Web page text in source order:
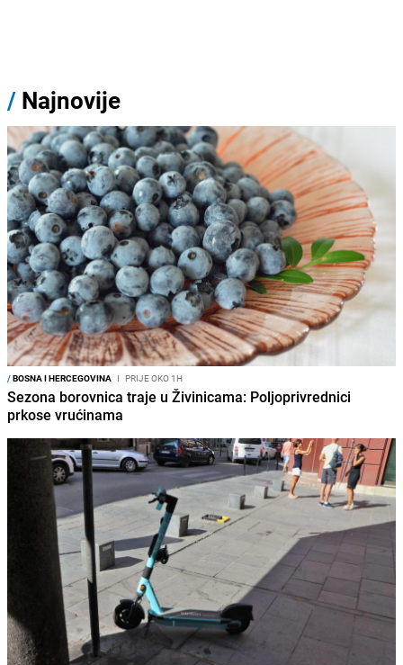
/ Najnovije
/BOSNA I HERCEGOVINA I PRIJE OKO 1H
Sezona borovnica traje u Živinicama: Poljoprivrednici
prkose vrućinama